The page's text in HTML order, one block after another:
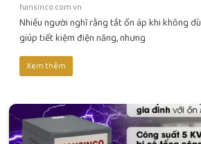
hansinco.com.vn
Nhiều người nghĩ rằng tắt ổn áp khi không
giúp tiết kiệm điện năng, nhưng
Xem thêm